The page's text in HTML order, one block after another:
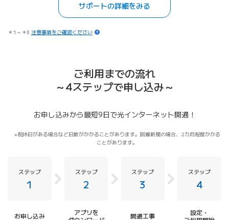
サポートの詳細をみる
＊1～＊3 注意事項をご確認ください
ご利用までの流れ
～4ステップで申し込み～
お申し込みから最短9日で光インターネット開通！
祝休日がある場合など日数がかかることがあります。回線新規の場合、2カ月程度かかる
ことがあります。
ステップ
1
お申し込み
ステップ
2
アプリを
ステップ
3
開通工事
ステップ
4
設定・